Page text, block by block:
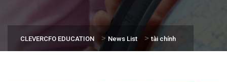
CLEVERCFO EDUCATION > News List >tài chính